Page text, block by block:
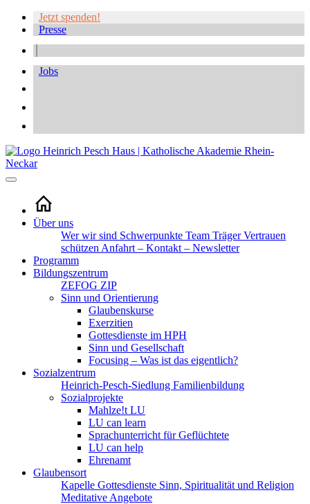
Jetzt spenden!
Presse
Jobs
Über uns
Wer wir sind Schwerpunkte Team TrägerVertrauen
schützen Anfahrt – Kontakt – Newsletter
Programm
Bildungszentrum
ZEFOG ZIP
Sinn und Orientierung
Glaubenskurse
Exerzitien
Gottesdienste im HPH
Sinn und Gesellschaft
Focusing – Was ist das eigentlich?
Sozialzentrum
Heinrich-Pesch-Siedlung Familienbildung
Sozialprojekte
Mahlze!t LU
LU can learn
Sprachunterricht für Geflüchtete
LU can help
Ehrenamt
Glaubensort
Kapelle Gottesdienste Sinn, Spiritualität und Religion
Meditative Angebote